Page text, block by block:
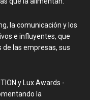
la comunicación y los
e influyentes, que
las empresas, sus
y Lux Awards -
la